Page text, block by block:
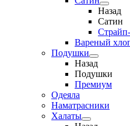
Назад
Сатин
Вареный
Подушки
Назад
Подушки
Премиум
Одеяла
Наматрасники
Халаты